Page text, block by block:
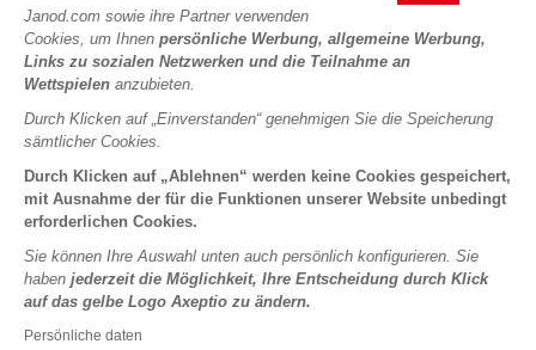
Janod.com sowie ihre Partner verwenden
Cookies, um Ihnen persönliche Werbung, allgemeine Werbung,
Links zu sozialen Netzwerken und die Teilnahme an
Wettspielen anzubieten.
Durch Klicken auf „Einverstanden“ genehmigen Sie die Speicherung
sämtlicher Cookies.
Durch Klicken auf „Ablehnen“ werden keine Cookies gespeichert,
mit Ausnahme der für die Funktionen unserer Website unbedingt
erforderlichen Cookies.
Sie können Ihre Auswahl unten auch persönlich konfigurieren. Sie
haben jederzeit die Möglichkeit, Ihre Entscheidung durch Klick
auf das gelbe Logo Axeptio zu ändern.
Persönliche daten
Persönliche daten
Cookies
Nutzungsbedingungen #YesJanod
CSR-Verpflichtungen
Was ist FSC®?
Sicheres Bezahlen
Lieferbedingungen
Spielregeln und Anleitungen
Lose Stücke
Kinderaktivitäten zum Download
PROFESSIONAL
Pressekontakte